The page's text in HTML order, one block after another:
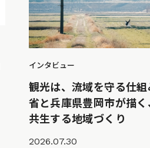
インタビュー
観光は、流域を守る仕
省と兵庫県豊岡市が描
共生する地域づくり
2026.07.30